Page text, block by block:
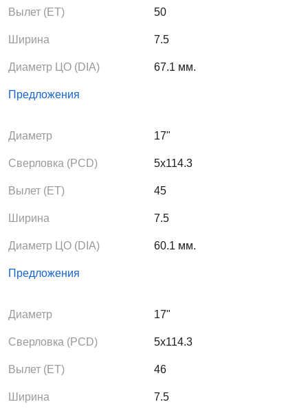
Вылет (ЕТ) 50
Ширина 7.5
Диаметр ЦО (DIA) 67.1 мм.
Предложения
Диаметр 17"
Сверловка (PCD) 5x114.3
Вылет (ЕТ) 45
Ширина 7.5
Диаметр ЦО (DIA) 60.1 мм.
Предложения
Диаметр 17"
Сверловка (PCD) 5x114.3
Вылет (ЕТ) 46
Ширина 7.5